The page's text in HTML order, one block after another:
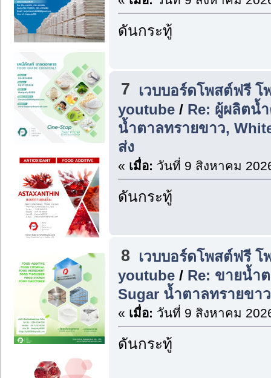
ดันกระทู้
7
เวบบอร์ดโพสต์ฟรี โ
youtube/ Re: ผู้ผลิตน้
น้ำตาลทรายขาว,
ส่ง
« เมื่อ: วันที่ 9 สิงหาคม
ดันกระทู้
8 เวบบอร์ดโพสต์ฟรี โ
youtube/ Re: ขายน้ำ
Sugar น้ำตาลทรายขา
« เมื่อ: วันที่ 9 สิงหาคม
ดันกระทู้